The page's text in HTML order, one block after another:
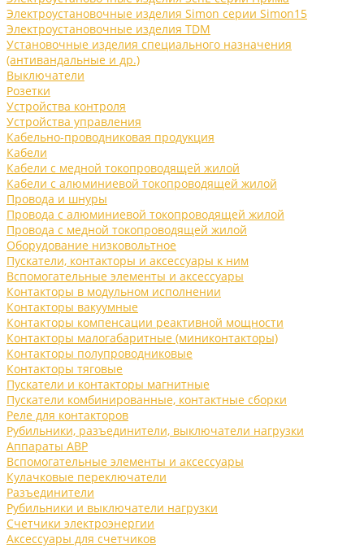
Электроустановочные изделия Simon серии Simon15
Электроустановочные изделия TDM
Установочные изделия специального назначения
(антивандальные и др.)
Выключатели
Розетки
Устройства контроля
Устройства управления
Кабельно-проводниковая продукция
Кабели
Кабели с медной токопроводящей жилой
Кабели с алюминиевой токопроводящей жилой
Провода и шнуры
Провода с алюминиевой токопроводящей жилой
Провода с медной токопроводящей жилой
Оборудование низковольтное
Пускатели, контакторы и аксессуары к ним
Вспомогательные элементы и аксессуары
Контакторы в модульном исполнении
Контакторы вакуумные
Контакторы компенсации реактивной мощности
Контакторы малогабаритные (миниконтакторы)
Контакторы полупроводниковые
Контакторы тяговые
Пускатели и контакторы магнитные
Пускатели комбинированные, контактные сборки
Реле для контакторов
Рубильники, разъединители, выключатели нагрузки
Аппараты АВР
Вспомогательные элементы и аксессуары
Кулачковые переключатели
Разъединители
Рубильники и выключатели нагрузки
Счетчики электроэнергии
Аксессуары для счетчиков